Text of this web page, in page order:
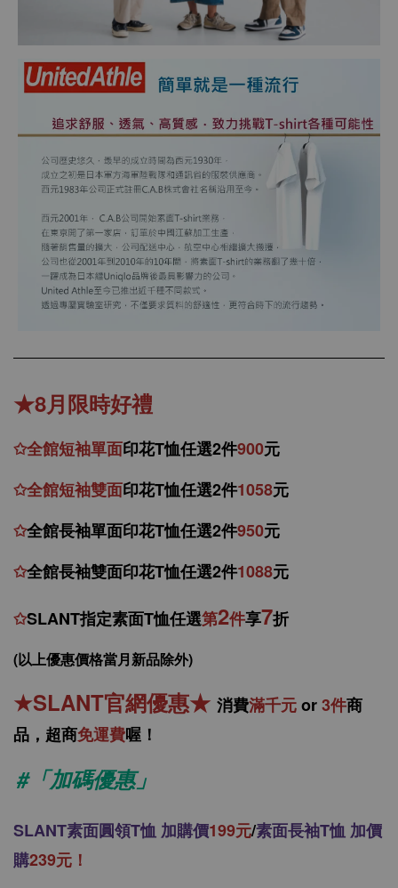
★8月限時好禮
✩全館短袖單面印花T恤任選2件900元
✩全館短袖雙面印花T恤任選2件1058元
✩全館長袖單面印花T恤任選2件950元
✩全館長袖雙面印花T恤任選2件1088元
✩SLANT指定素面T恤任選第2件享7折
(以上優惠價格當月新品除外)
★SLANT官網優惠★ 消費滿千元or3件商
品， 超商免運費喔！
#「加碼優惠」
SLANT素面圓領T恤 加購價199元/素面長袖T恤 加價
購239元！